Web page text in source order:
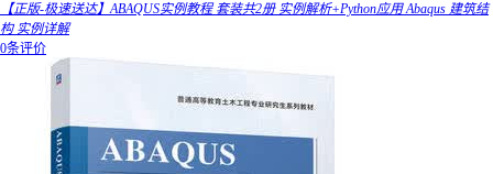
【正版-极速送达】ABAQUS实例教程 套装共2册 实例解析+Python应用 Abaqus 建筑结
构 实例详解
0条评价